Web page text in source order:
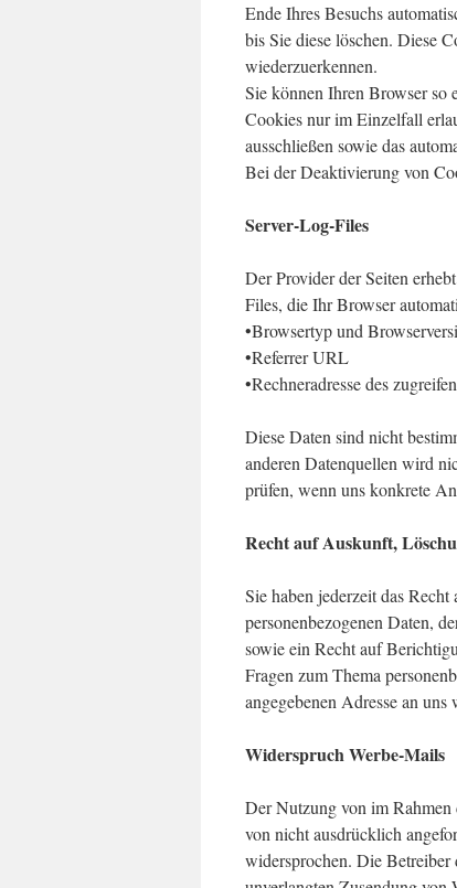
Ende Ihres Besuchs
bis Sie diese löschen. Diese
wiederzuerkennen.
Sie können Ihren Browser so
Cookies nur im Einzelfall
ausschließen sowie das
Bei der Deaktivierung von
Server-Log-Files
Der Provider der Seiten
Files, die Ihr Browser
•Browsertyp und
•Referrer URL
•Rechneradresse des
Diese Daten sind nicht
anderen Datenquellen wird
prüfen, wenn uns konkrete
Recht auf Auskunft,
Sie haben jederzeit das
personenbezogenen Daten,
sowie ein Recht auf
Fragen zum Thema
angegebenen Adresse an uns
Widerspruch Werbe-Mails
Der Nutzung von im
von nicht ausdrücklich
widersprochen. Die Betreiber